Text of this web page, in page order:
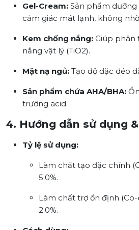
Gel-Cream: Sản phẩm
cảm giác mát lạnh, không
Kem chống nắng: Giúp phân
nắng vật lý (TiO2).
Mặt nạ ngủ: Tạo độ đặc dẻo
Sản phẩm chứa AHA/BHA:
trường acid.
4. Hướng dẫn sử dụng
Tỷ lệ sử dụng:
Làm chất tạo đặc chính
5.0%.
Làm chất trợ ổn định (Co-
2.0%.